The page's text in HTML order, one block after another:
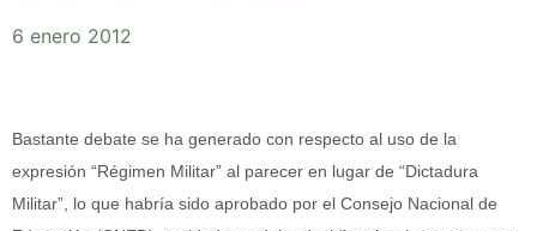
6 enero 2012
Bastante debate se ha generado con respecto al uso de la
expresión “Régimen Militar” al parecer en lugar de “Dictadura
Militar”, lo que habría sido aprobado por el Consejo Nacional de